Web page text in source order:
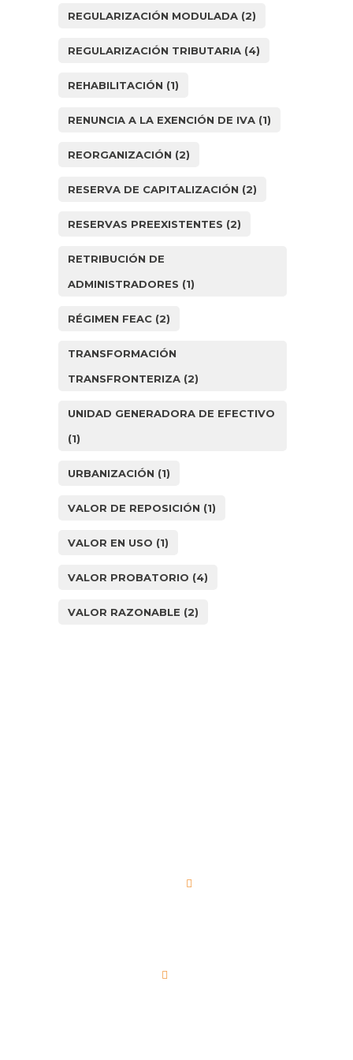
REGULARIZACIÓN MODULADA (2)
REGULARIZACIÓN TRIBUTARIA (4)
REHABILITACIÓN (1)
RENUNCIA A LA EXENCIÓN DE IVA (1)
REORGANIZACIÓN (2)
RESERVA DE CAPITALIZACIÓN (2)
RESERVAS PREEXISTENTES (2)
RETRIBUCIÓN DE
ADMINISTRADORES (1)
RÉGIMEN FEAC (2)
TRANSFORMACIÓN
TRANSFRONTERIZA (2)
UNIDAD GENERADORA DE EFECTIVO
(1)
URBANIZACIÓN (1)
VALOR DE REPOSICIÓN (1)
VALOR EN USO (1)
VALOR PROBATORIO (4)
VALOR RAZONABLE (2)